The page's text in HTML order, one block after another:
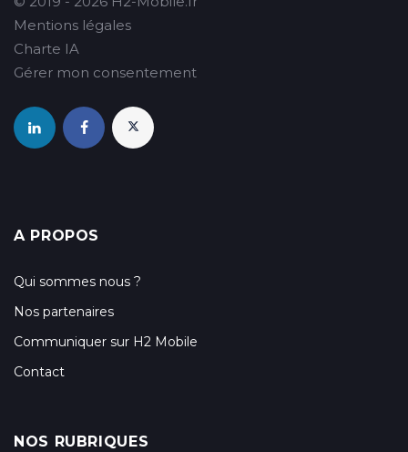
Mentions légales
Charte IA
Gérer mon consentement
A PROPOS
Qui sommes nous ?
Nos partenaires
Communiquer sur H2 Mobile
Contact
NOS RUBRIQUES